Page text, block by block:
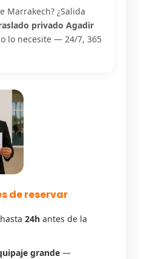
Marrakech? ¿Salida
privado Agadir
lo necesite — 24/7, 365
de reservar
24hantes de la
grande—